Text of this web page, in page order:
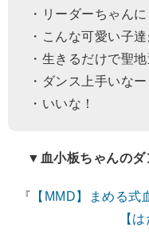
・リーダーちゃん
・こんな可愛い子
・生きるだけで聖
・ダンス上手いなー
・いいな！
▼血小板ちゃんの
『 【MMD】まめる
【